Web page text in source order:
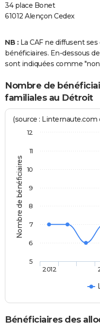
34 place Bonet
61012 Alençon Cedex
NB : La CAF ne diffusent
bénéficiaires. En-dessous
sont indiquées comme
Nombre de
familiales au Détroit
Nombre de bénéficiaires
(source : Linternaute.com
2012
5
6
7
8
9
10
11
12
Bénéficiaires des